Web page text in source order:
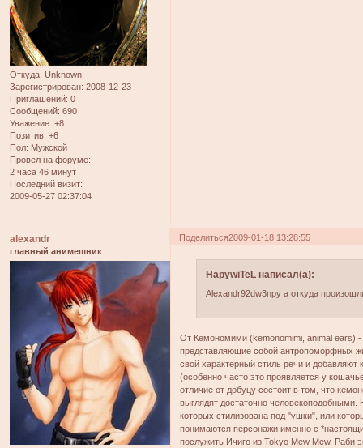
Откуда: Unknown
Зарегистрирован: 2008-12-23
Приглашений: 0
Сообщений: 690
Уважение: +8
Позитив: +6
Пол: Мужской
Провел на форуме:
2 часа 46 минут
Последний визит:
2009-05-27 02:37:04
Поделиться2009-01-18 13:28:55
alexandr
главный анимешник
HapywiTeL написал(а):
Alexandr92dw3npy а откуда
От Кемономими (kemonomimi, animal ears)
представляющие собой антропоморфных
свой характерный стиль речи и
(особенно часто это проявляется у
отличие от добуцу состоит в том, что
выглядят достаточно
которых стилизована под "ушки", или
понимаются персонажи именно с
послужить Ичиго из Tokyo Mew Mew, Раби